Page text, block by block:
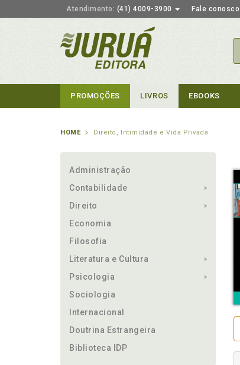
Atendimento: (41) 4009-3900 Fale conosco
PROMOÇÕES LIVROS EBOOKS
HOME Direito, Intimidade e Vida Privada
Administração
Contabilidade
Direito
Economia
Filosofia
Literatura e Cultura
Psicologia
Sociologia
Internacional
Doutrina Estrangeira
Biblioteca IDP